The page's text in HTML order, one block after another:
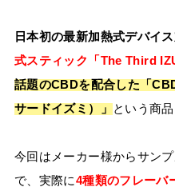
日本初の最新加熱式デバイ
式スティック「The Third
話題のCBDを配合した「
サードイズミ）」 という商
今回はメーカー様からサン
で、実際に4種類のフレーバ